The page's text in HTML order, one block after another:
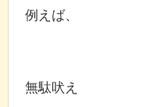
例えば、
無駄吠え